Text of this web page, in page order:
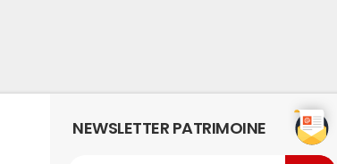
NEWSLETTER PATRIMOINE